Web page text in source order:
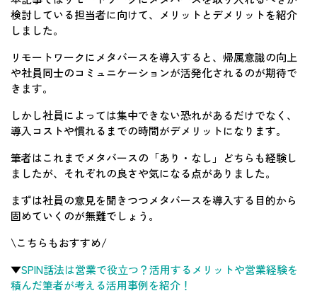
検討している担当者に向けて、メリットとデメリットを紹介
しました。
リモートワークにメタバースを導入すると、帰属意識の向上
や社員同士のコミュニケーションが活発化されるのが期待で
きます。
しかし社員によっては集中できない恐れがあるだけでなく、
導入コストや慣れるまでの時間がデメリットになります。
筆者はこれまでメタバースの「あり・なし」どちらも経験し
ましたが、それぞれの良さや気になる点がありました。
まずは社員の意見を聞きつつメタバースを導入する目的から
固めていくのが無難でしょう。
\こちらもおすすめ/
▼SPIN話法は営業で役立つ？活用するメリットや営業経験を
積んだ筆者が考える活用事例を紹介！